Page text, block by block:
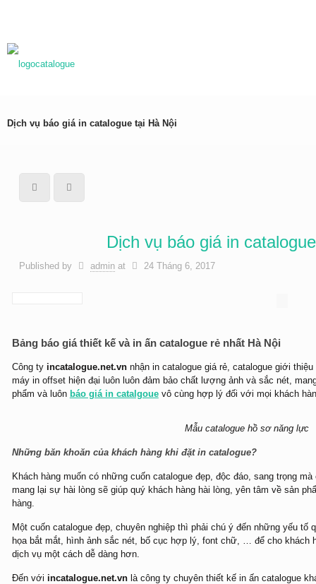
Dịch vụ báo giá in catalogue tại Hà Nội
Dịch vụ báo giá in
Published by admin at 24 Tháng 6, 2017
Bảng báo giá thiết kế và in ấn catalogue rẻ nhất Hà Nội
Công ty incatalogue.net.vnnhận in catalogue giá rẻ, catalogue giới
máy in offset hiện đại luôn luôn đảm bảo chất lượng ảnh và sắc nét,
phẩm và luôn báo giá in catalgouevô cùng hợp lý đối với mọi khách
Mẫu catalogue hồ sơ năng lực
Những băn khoăn của khách hàng khi đặt in catalogue?
Khách hàng muốn có những cuốn catalogue đẹp, độc đáo, sang trọng
mang lại sự hài lòng sẽ giúp quý khách hàng hài lòng, yên tâm về sản
hàng.
Một cuốn catalogue đẹp, chuyên nghiệp thì phải chú ý đến những yếu tố
họa bắt mắt, hình ảnh sắc nét, bố cục hợp lý, font chữ, … để cho khách
dịch vụ một cách dễ dàng hơn.
Đến với incatalogue.net.vnlà công ty chuyên thiết kế in ấn catalogue